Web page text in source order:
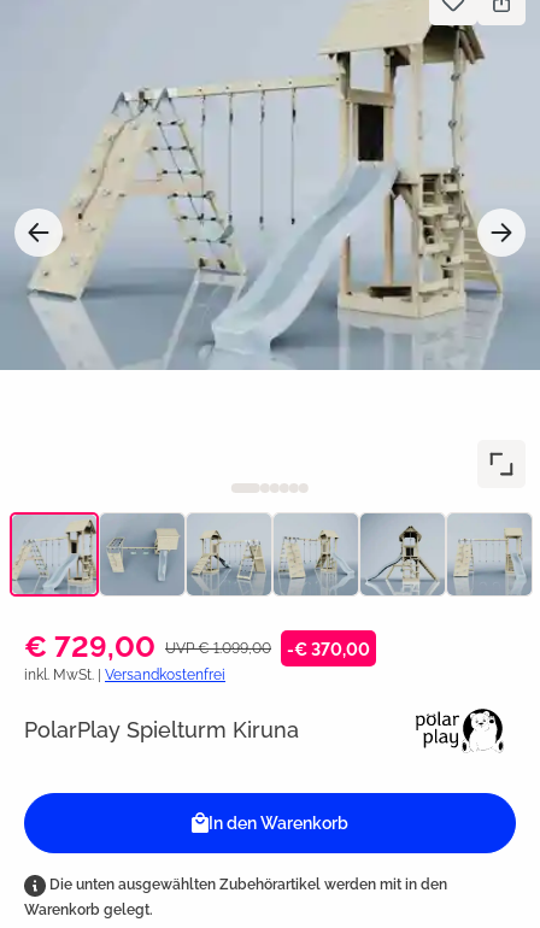
€ 729,00 UVP € 1.099,00 -€ 370,00
inkl. MwSt. | Versandkostenfrei
PolarPlay Spielturm Kiruna
In den Warenkorb
Die unten ausgewählten Zubehörartikel werden mit in den
Warenkorb gelegt.